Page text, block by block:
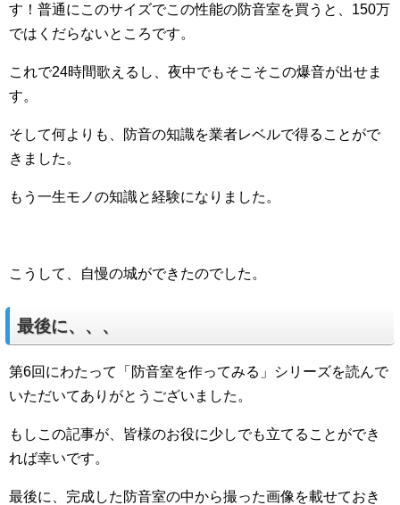
す！普通にこのサイズでこの性能の防音室を買うと、150万
ではくだらないところです。
これで24時間歌えるし、夜中でもそこそこの爆音が出せま
す。
そして何よりも、防音の知識を業者レベルで得ることがで
きました。
もう一生モノの知識と経験になりました。
こうして、自慢の城ができたのでした。
最後に、、、
第6回にわたって「防音室を作ってみる」シリーズを読んで
いただいてありがとうございました。
もしこの記事が、皆様のお役に少しでも立てることができ
れば幸いです。
最後に、完成した防音室の中から撮った画像を載せておき